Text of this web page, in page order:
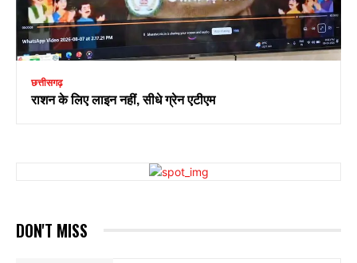
छत्तीसगढ़
राशन के लिए लाइन नहीं, सीधे ग्रेन एटीएम
DON'T MISS